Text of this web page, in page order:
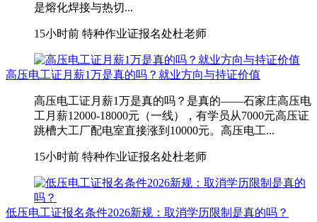
是熔化焊接与热切...
15小时前 特种作业证报名处杜老师
高压电工证月薪1万是真的吗？就业方向与持证价值
高压电工证月薪1万是真的吗？是真的——石家庄高压电
工月薪12000-18000元（一线），有学员从7000元高压证
跳槽大工厂配电室直接涨到10000元。高压电工...
15小时前 特种作业证报名处杜老师
低压电工证报名条件2026新规：取消学历限制是真的吗？